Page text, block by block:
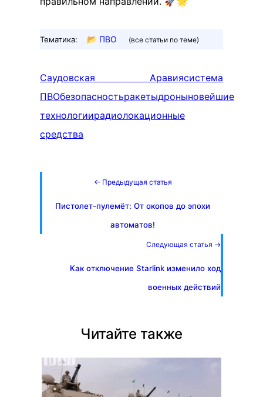
Тематика: 📂 ПВО (все статьи по теме)
Саудовская Аравиясистема
ПВОбезопасностьракетыдроныновейшие
технологиирадиолокационные
средства
← Предыдущая статья
Пистолет-пулемёт: От окопов до эпохи
автоматов!
Следующая статья →
Как отключение Starlink изменило ход
военных действий
Читайте также